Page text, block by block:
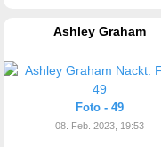
Ashley Graham
Foto - 49
08. Feb. 2023, 19:53